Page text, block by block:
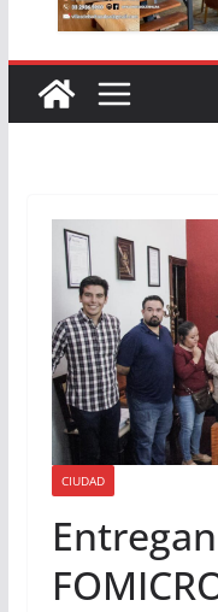
CIUDAD